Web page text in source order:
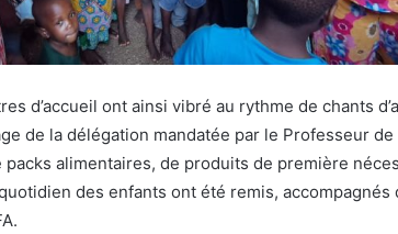
d’accueil ont ainsi vibré au rythme de chants
de la délégation mandatée par le Professeur de
alimentaires, de produits de première
des enfants ont été remis, accompagnés